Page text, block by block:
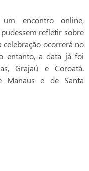
encontro online,
refletir sobre
celebração ocorrerá no
entanto, a data já foi
Grajaú e Coroatá.
Manaus e de Santa